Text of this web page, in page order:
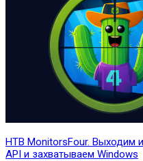
HTB MonitorsFour. Выходим
API и захватываем Windows